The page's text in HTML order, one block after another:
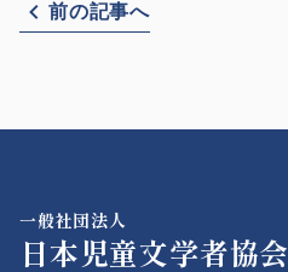
前の記事へ
一般社団法人
日本児童文学者協会